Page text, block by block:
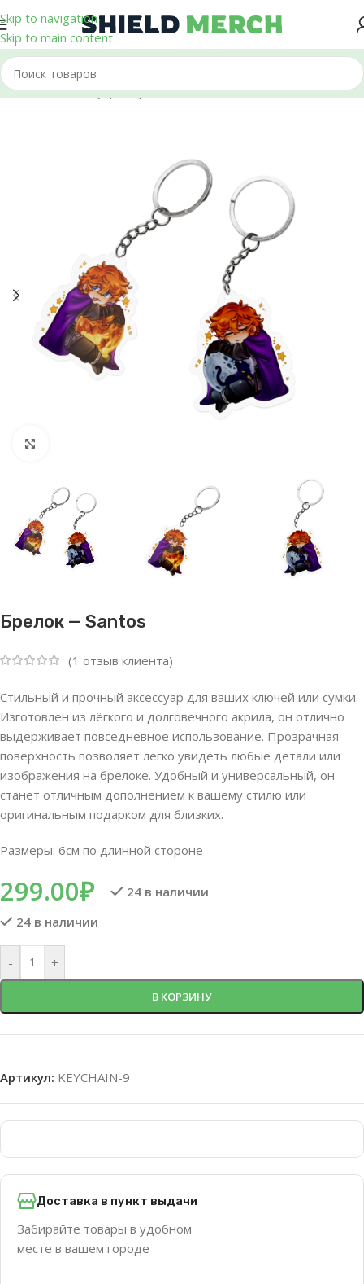
Skip to navigation
Skip to main content
Главная/Аксессуары/Брелоки
Брелок — Santos
(1 отзыв клиента)
Стильный и прочный аксессуар для ваших ключей или сумки.
Изготовлен из лёгкого и долговечного акрила, он отлично
выдерживает повседневное использование. Прозрачная
поверхность позволяет легко увидеть любые детали или
изображения на брелоке. Удобный и универсальный, он
станет отличным дополнением к вашему стилю или
оригинальным подарком для близких.
Размеры: 6см по длинной стороне
299.00₽
24 в наличии
24 в наличии
- +
В КОРЗИНУ
Артикул: KEYCHAIN-9
Доставка в пункт выдачи
Забирайте товары в удобном
месте в вашем городе